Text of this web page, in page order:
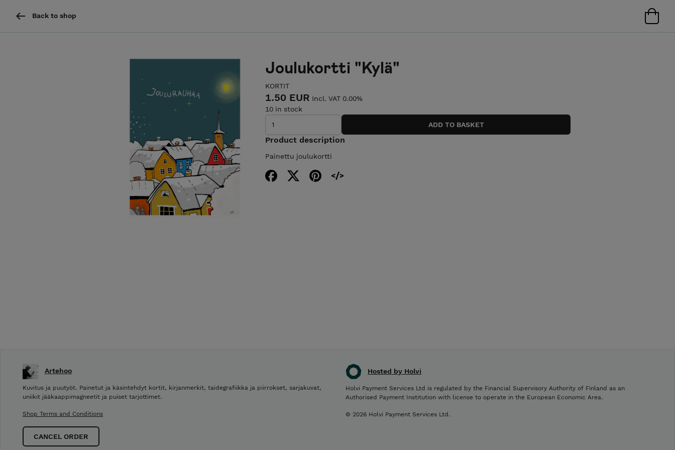
Back to shop
Joulukortti "Kylä"
KORTIT
1.50 EUR Incl. VAT 0.00%
10 in stock
Product description
Painettu joulukortti
Hosted by Holvi
Holvi Payment Services Ltd is regulated by the Financial Supervisory Authority of Finland as an
Authorised Payment Institution with license to operate in the European Economic Area.
© 2026 Holvi Payment Services Ltd.
Artehoo
Kuvitus ja puutyöt. Painetut ja käsintehdyt kortit, kirjanmerkit, taidegrafiikka ja piirrokset, sarjakuvat,
uniikit jääkaappimagneetit ja puiset tarjottimet.
Shop Terms and Conditions
CANCEL ORDER